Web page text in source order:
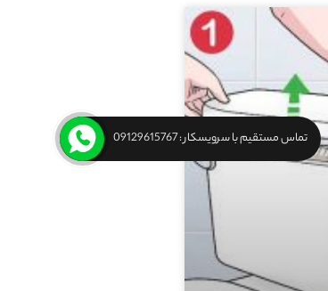
تماس مستقیم با سرویسکار : 09129615767